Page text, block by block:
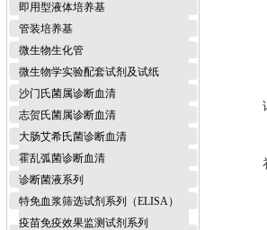
即用型液体培养基
管装培养基
微生物生化管
微生物学实验配套试剂及试纸
沙门氏菌属诊断血清
志贺氏菌属诊断血清
大肠艾希氏菌诊断血清
霍乱弧菌诊断血清
诊断菌液系列
特免血浆筛选试剂系列（ELISA）
疫苗免疫效果监测试剂系列